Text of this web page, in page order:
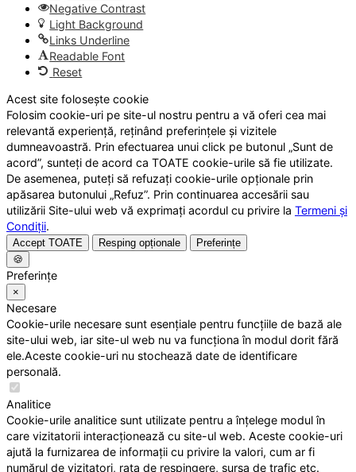
Negative Contrast
Light Background
Links Underline
Readable Font
Reset
Acest site folosește cookie
Folosim cookie-uri pe site-ul nostru pentru a vă oferi cea mai
relevantă experiență, reținând preferințele și vizitele
dumneavoastră. Prin efectuarea unui click pe butonul „Sunt de
acord”, sunteți de acord ca TOATE cookie-urile să fie utilizate.
De asemenea, puteți să refuzați cookie-urile opționale prin
apăsarea butonului „Refuz”. Prin continuarea accesării sau
utilizării Site-ului web vă exprimați acordul cu privire la Termeni și
Condiții.
Accept TOATE Resping opționale
Preferințe
🍪
Preferințe
×
Necesare
Cookie-urile necesare sunt esențiale pentru funcțiile de bază ale
site-ului web, iar site-ul web nu va funcționa în modul dorit fără
ele.Aceste cookie-uri nu stochează date de identificare
personală.
Analitice
Cookie-urile analitice sunt utilizate pentru a înțelege modul în
care vizitatorii interacționează cu site-ul web. Aceste cookie-uri
ajută la furnizarea de informații cu privire la valori, cum ar fi
numărul de vizitatori, rata de respingere, sursa de trafic etc.